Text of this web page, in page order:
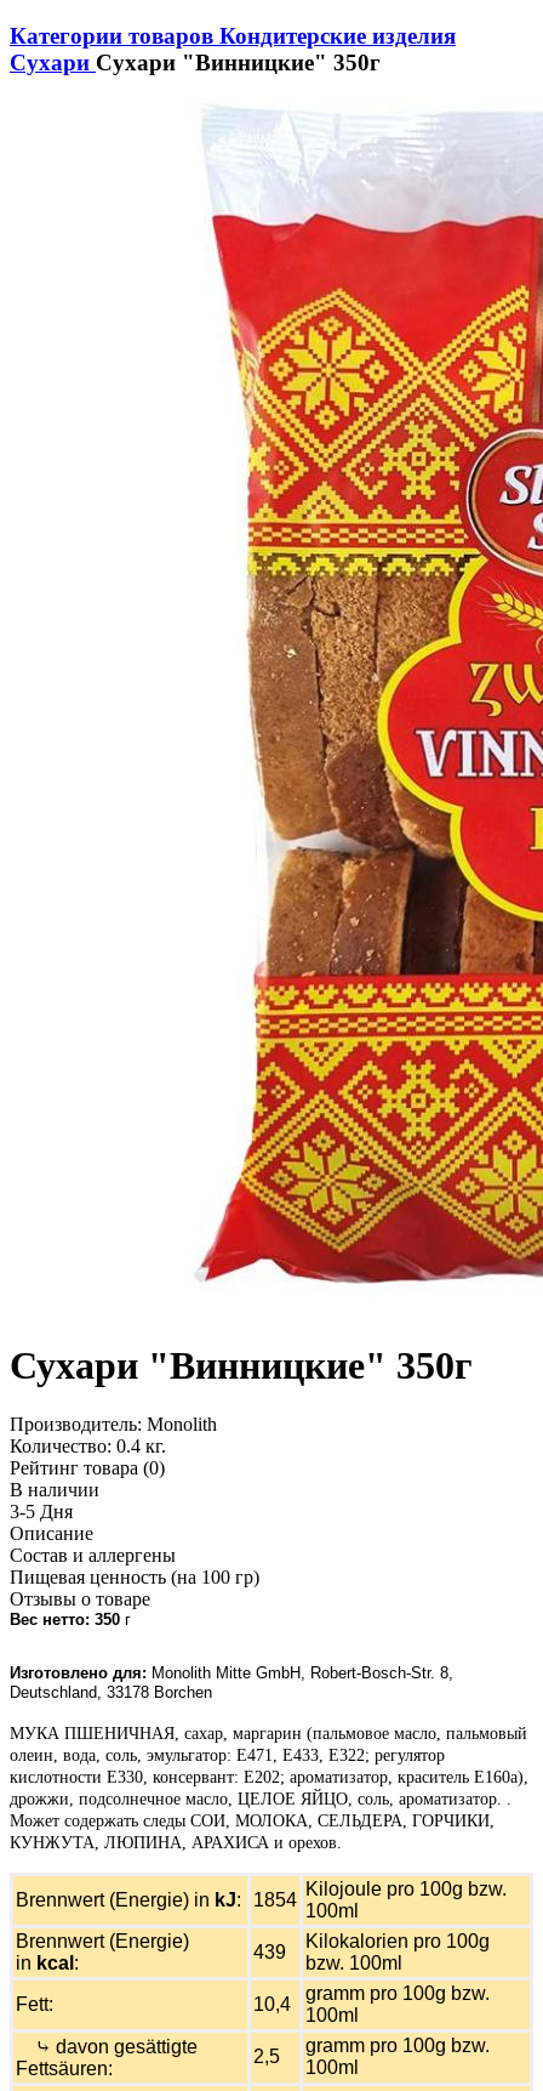
Категории товаров Кондитерские изделия
Сухари Сухари "Винницкие" 350г
Сухари "Винницкие" 350г
Производитель: Monolith
Количество: 0.4 кг.
Рейтинг товара (0)
В наличии
3-5 Дня
Описание
Состав и аллергены
Пищевая ценность (на 100 гр)
Отзывы о товаре
Вес нетто: 350 г
Изготовлено для: Monolith Mitte GmbH, Robert-Bosch-Str. 8,
Deutschland, 33178 Borchen
МУКА ПШЕНИЧНАЯ, сахар, маргарин (пальмовое масло, пальмовый
олеин, вода, соль, эмульгатор: Е471, Е433, Е322; регулятор
кислотности Е330, консервант: Е202; ароматизатор, краситель Е160а),
дрожжи, подсолнечное масло, ЦЕЛОЕ ЯЙЦО, соль, ароматизатор. .
Может содержать следы СОИ, МОЛОКА, СЕЛЬДЕРА, ГОРЧИКИ,
КУНЖУТА, ЛЮПИНА, АРАХИСА и орехов.
Brennwert (Energie) in kJ: 1854
Kilojoule pro 100g bzw.
100ml
Brennwert (Energie)
in kcal :
439
Kilokalorien pro 100g
bzw. 100ml
Fett:
10,4
gramm pro 100g bzw.
100ml
⤷ davon gesättigte
Fettsäuren:
2,5
gramm pro 100g bzw.
100ml